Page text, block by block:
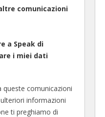
comunicazioni
a Speak di
i miei dati
queste comunicazioni
informazioni
ti preghiamo di